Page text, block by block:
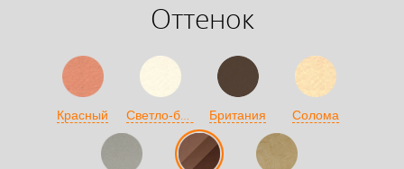
Оттенок
Красный Светло-бежевый Британия Солома